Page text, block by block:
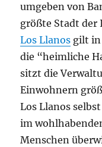
umgeben von
größte Stadt der
Los Llanos gilt in
die “heimliche
sitzt die
Einwohnern
Los Llanos
im
Menschen